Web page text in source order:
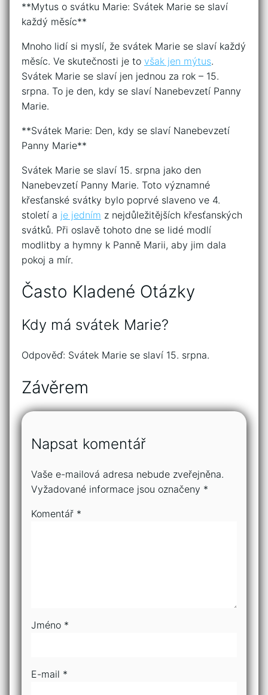
**Mytus o svátku Marie: Svátek Marie se slaví
každý měsíc**
Mnoho lidí si myslí, že svátek Marie se slaví každý
měsíc. Ve skutečnosti je to však jen mýtus.
Svátek Marie se slaví jen jednou za rok – 15.
srpna. To je den, kdy se slaví Nanebevzetí Panny
Marie.
**Svátek Marie: Den, kdy se slaví Nanebevzetí
Panny Marie**
Svátek Marie se slaví 15. srpna jako den
Nanebevzetí Panny Marie. Toto významné
křesťanské svátky bylo poprvé slaveno ve 4.
století a je jedním z nejdůležitějších křesťanských
svátků. Při oslavě tohoto dne se lidé modlí
modlitby a hymny k Panně Marii, aby jim dala
pokoj a mír.
Často Kladené Otázky
Kdy má svátek Marie?
Odpověď: Svátek Marie se slaví 15. srpna.
Závěrem
Napsat komentář
Vaše e-mailová adresa nebude zveřejněna.
Vyžadované informace jsou označeny *
Komentář *
Jméno *
E-mail *